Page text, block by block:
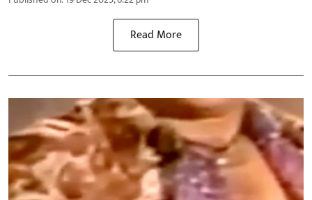
Read More